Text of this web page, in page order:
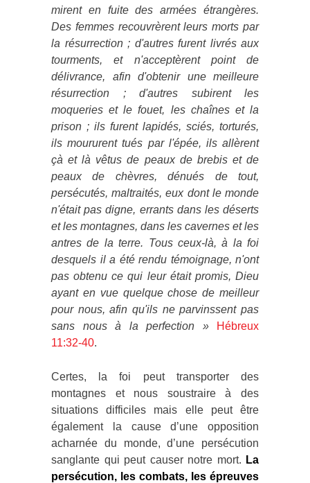
mirent en fuite des armées étrangères.
Des femmes recouvrèrent leurs morts par
la résurrection ; d'autres furent livrés aux
tourments, et n'acceptèrent point de
délivrance, afin d'obtenir une meilleure
résurrection ; d'autres subirent les
moqueries et le fouet, les chaînes et la
prison ; ils furent lapidés, sciés, torturés,
ils moururent tués par l'épée, ils allèrent
çà et là vêtus de peaux de brebis et de
peaux de chèvres, dénués de tout,
persécutés, maltraités, eux dont le monde
n'était pas digne, errants dans les déserts
et les montagnes, dans les cavernes et les
antres de la terre. Tous ceux-là, à la foi
desquels il a été rendu témoignage, n'ont
pas obtenu ce qui leur était promis, Dieu
ayant en vue quelque chose de meilleur
pour nous, afin qu'ils ne parvinssent pas
sans nous à la perfection »
Hébreux
11:32-40.
Certes, la foi peut transporter des
montagnes et nous soustraire à des
situations difficiles mais elle peut être
également la cause d’une opposition
acharnée du monde, d’une persécution
sanglante qui peut causer notre mort. La
persécution, les combats, les épreuves